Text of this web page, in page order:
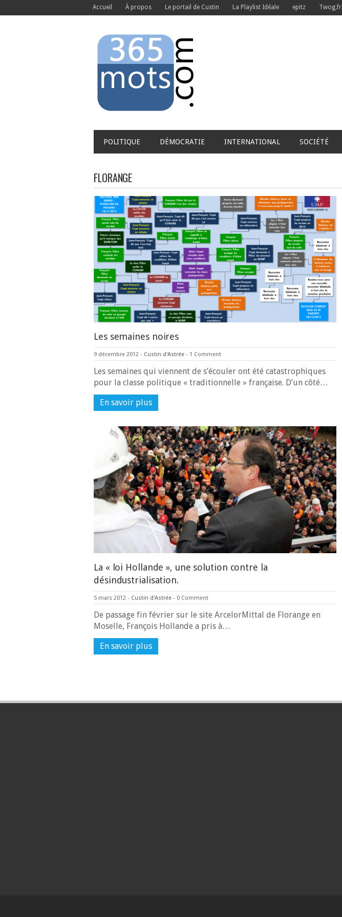
Accueil À propos Le portail de Custin La Playlist Idéale epitz Twog.fr
POLITIQUE DÉMOCRATIE INTERNATIONAL SOCIÉTÉ
FLORANGE
Les semaines noires
9 décembre 2012 - Custin d'Astrée - 1 Comment
Les semaines qui viennent de s’écouler ont été catastrophiques
pour la classe politique « traditionnelle » française. D’un côté…
En savoir plus
La « loi Hollande », une solution contre la
désindustrialisation.
5 mars 2012 - Custin d'Astrée - 0 Comment
De passage fin février sur le site ArcelorMittal de Florange en
Moselle, François Hollande a pris à…
En savoir plus